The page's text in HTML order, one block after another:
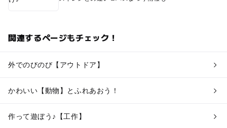
関連するページもチェック！
外でのびのび【アウトドア】
かわいい【動物】とふれあおう！
作って遊ぼう♪【工作】